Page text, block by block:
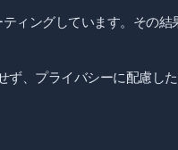
ィングしています。その
、プライバシーに配慮し